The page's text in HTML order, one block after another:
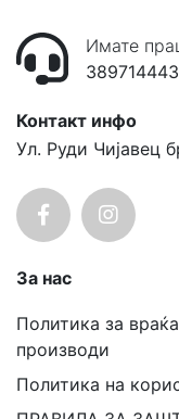
Имате
Контакт инфо
Ул. Руди Чијавец
За нас
Политика за
производи
Политика на